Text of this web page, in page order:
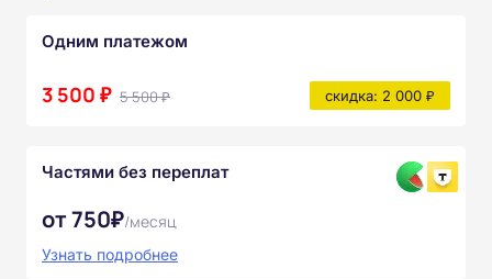
Одним платежом
3 500 ₽ 5 500 ₽ скидка: 2 000 ₽
Частями без переплат
от 750₽/месяц
Узнать подробнее